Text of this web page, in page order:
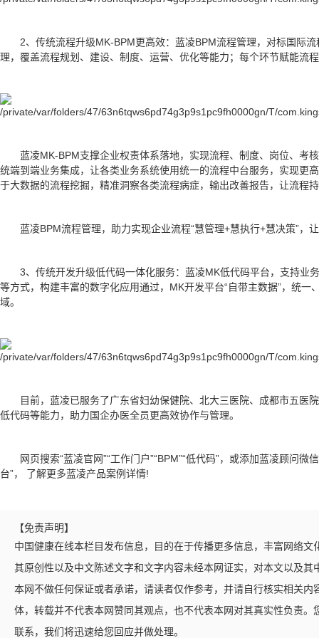
2、传统流程升级MK-BPM更高效：蓝凌BPM流程管理，对标国际
理，覆盖流程规划、建设、制度、运营、优化等能力；每个环节赋能流
蓝凌MK-BPM支撑企业权责体系落地，实现流程、制度、岗位、考
统端到端业务集成，让各类业务系统使用统一的流程中台服务，实现更
于大数据的流程挖掘，精准洞察各类流程病症，输出改善报告，让流程
蓝凌BPM流程管理，助力实现企业流程“慧管理+慧执行+慧决策”，
3、传统开发升级低代码一体化服务：蓝凌MK低代码平台，支持业
等方式，构建丰富的数字化应用通过，MK开发平台“自带主数据”，统
域。
目前，蓝凌已服务了广东省妇幼保健院、北大三医院、成都市五医
低代码等能力，助力国企办医全员更高效协作与管理。
网页搜索“蓝凌官网”“工作门户”“BPM”“低代码”，或添加蓝凌顾问
台”， 了解更多蓝凌产品案例详情!
【免责声明】
中国健康在线本栏目发布信息，目的在于传播更多信息，丰富网络
其原创性以及中文陈述文字和文字内容未经本网证实，对本文以及
本网不做任何保证或者承诺，请读者仅作参考，并请自行核实相关
体，转载并不代表本网赞同其观点，也不代表本网对其真实性负责
联系，我们将迅速给您回应并做处理。